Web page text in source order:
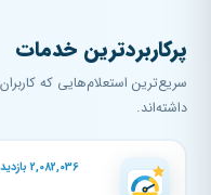
پرکاربردترین خدمات
سریع‌ترین استعلام‌هایی که
داشته‌اند.
2,082,036 بازدید